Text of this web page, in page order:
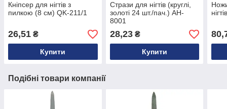
Кніпсер для нігтів з
пилкою (8 см) QK-211/1
26,51 ₴
Купити
Стрази для нігтів (круглі,
золоті 24 шт./пач.) AH-
8001
28,23₴
Купити
Подібні товари компанії